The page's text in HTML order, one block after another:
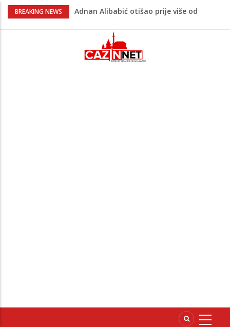
BREAKING NEWS
Adnan Alibabić otišao prije više od
godinu iz bolnice u Bihaću, otac:
"Preteško je, ali ne odustajemo"
Na mjestu gdje su nedavno poginula
dvojica mladića danas poginuo